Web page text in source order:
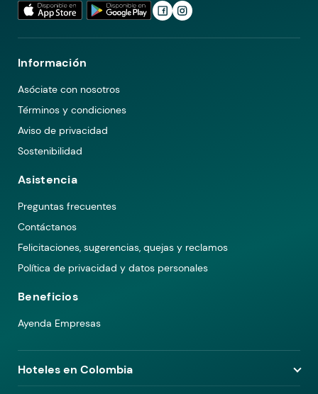
Información
Asóciate con nosotros
Términos y condiciones
Aviso de privacidad
Sostenibilidad
Asistencia
Preguntas frecuentes
Contáctanos
Felicitaciones, sugerencias, quejas y reclamos
Política de privacidad y datos personales
Beneficios
Ayenda Empresas
Hoteles en Colombia